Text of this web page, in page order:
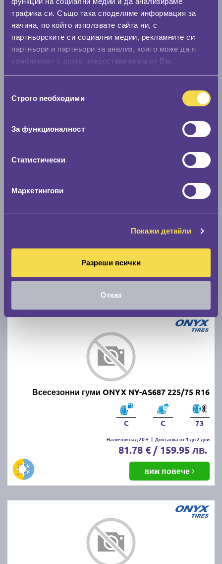
трафика си. Също така споделяме информация за
начина, по който използвате сайта ни, с
партньорските си социални медии, рекламните си
партньори и партньори за анализ, които може да я
комбинират с друга предоставена им от Вас
наСтрого nеобходими
За функционалност
Статистически
Маркетингови
Покажи детайли
Разреши всички
Отказ
Всесезонни гуми ONYX NY-AS705 225/55 R18
C C
71.50 € / 139.84 лв.
виж повече
C 72
77.66 € / 151.89 лв.
Всесезонни гуми ONYX NY-AS687 225/75 R16
C C 73
Налични над 20 + | Доставка от 1 до 2 дни
81.78 € / 159.95 лв.
виж повече